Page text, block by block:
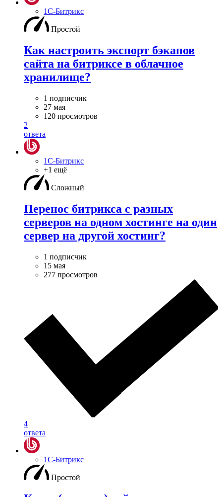
1С-Битрикс
Простой
Как настроить экспорт бэкапов
сайта на битриксе в облачное
хранилище?
1 подписчик
27 мая
120 просмотров
2
ответа
1С-Битрикс
+1 ещё
Сложный
Перенос битрикса с разных
серверов на одном хостинге на один
сервер на другой хостинг?
1 подписчик
15 мая
277 просмотров
4
ответа
1С-Битрикс
Простой